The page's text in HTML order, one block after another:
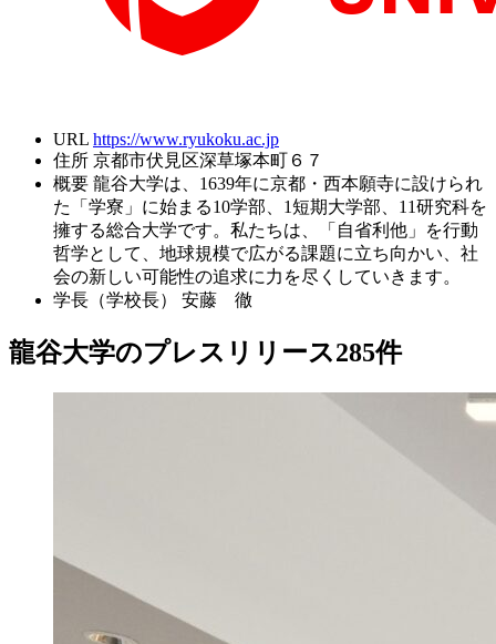
URL https://www.ryukoku.ac.jp
住所 京都市伏見区深草塚本町６７
概要 龍谷大学は、1639年に京都・西本願寺に設けられ
た「学寮」に始まる10学部、1短期大学部、11研究科を
擁する総合大学です。私たちは、「自省利他」を行動
哲学として、地球規模で広がる課題に立ち向かい、社
会の新しい可能性の追求に力を尽くしていきます。
学長（学校長）
安藤 徹
龍谷大学のプレスリリース285件